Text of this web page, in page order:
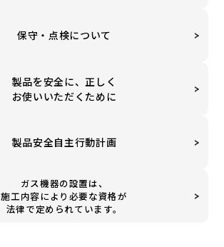
保守・点検について
製品を安全に、正しく
お使いいただくために
製品安全自主行動計画
ガス機器の設置は、
施工内容により必要な資格が
法律で定められています。